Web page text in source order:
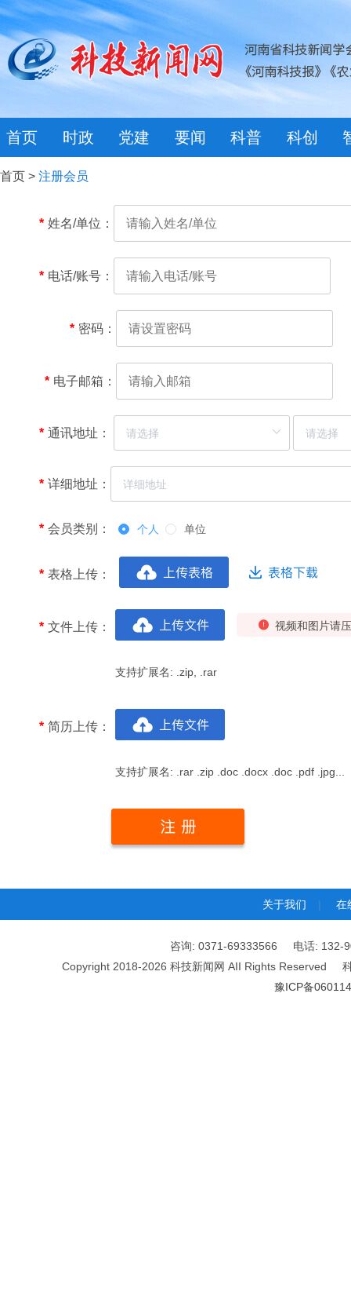
首页 时政 党建 要闻 科普 科创
首页 > 注册会员
* 姓名/单位：
* 电话/账号：
* 密码：
* 电子邮箱：
* 通讯地址：
* 详细地址：
* 会员类别： 个人 单位
* 表格上传：
* 文件上传： 视频和图片请
支持扩展名: .zip, .rar
* 简历上传：
支持扩展名: .rar .zip .doc .docx .doc .pdf .jpg...
关于我们 | 在
咨询: 0371-69333566 电话: 132-
Copyright 2018-2026 科技新闻网 AII Rights Reserved
豫ICP备